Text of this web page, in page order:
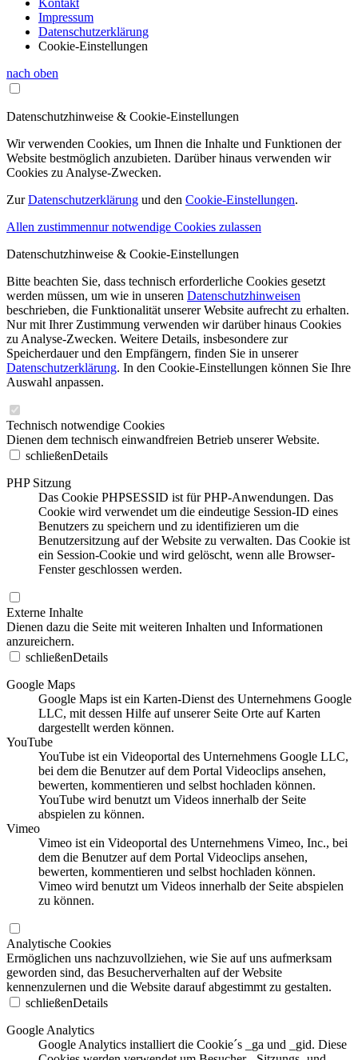
Kontakt
Impressum
Datenschutzerklärung
Cookie-Einstellungen
nach oben
Datenschutzhinweise & Cookie-Einstellungen
Wir verwenden Cookies, um Ihnen die Inhalte und Funktionen der
Website bestmöglich anzubieten. Darüber hinaus verwenden wir
Cookies zu Analyse-Zwecken.
ZurDatenschutzerklärung und den Cookie-Einstellungen.
Allen zustimmennur notwendige Cookies zulassen
Datenschutzhinweise & Cookie-Einstellungen
Bitte beachten Sie, dass technisch erforderliche Cookies gesetzt
werden müssen, um wie in unseren Datenschutzhinweisen
beschrieben, die Funktionalität unserer Website aufrecht zu erhalten.
Nur mit Ihrer Zustimmung verwenden wir darüber hinaus Cookies
zu Analyse-Zwecken. Weitere Details, insbesondere zur
Speicherdauer und den Empfängern, finden Sie in unserer
Datenschutzerklärung. In den Cookie-Einstellungen können Sie Ihre
Auswahl anpassen.
Technisch notwendige Cookies
Dienen dem technisch einwandfreien Betrieb unserer Website.
schließenDetails
PHP Sitzung
Das Cookie PHPSESSID ist für PHP-Anwendungen. Das
Cookie wird verwendet um die eindeutige Session-ID eines
Benutzers zu speichern und zu identifizieren um die
Benutzersitzung auf der Website zu verwalten. Das Cookie ist
ein Session-Cookie und wird gelöscht, wenn alle Browser-
Fenster geschlossen werden.
Externe Inhalte
Dienen dazu die Seite mit weiteren Inhalten und Informationen
anzureichern.
schließenDetails
Google Maps
Google Maps ist ein Karten-Dienst des Unternehmens Google
LLC, mit dessen Hilfe auf unserer Seite Orte auf Karten
dargestellt werden können.
YouTube
YouTube ist ein Videoportal des Unternehmens Google LLC,
bei dem die Benutzer auf dem Portal Videoclips ansehen,
bewerten, kommentieren und selbst hochladen können.
YouTube wird benutzt um Videos innerhalb der Seite
abspielen zu können.
Vimeo
Vimeo ist ein Videoportal des Unternehmens Vimeo, Inc., bei
dem die Benutzer auf dem Portal Videoclips ansehen,
bewerten, kommentieren und selbst hochladen können.
Vimeo wird benutzt um Videos innerhalb der Seite abspielen
zu können.
Analytische Cookies
Ermöglichen uns nachzuvollziehen, wie Sie auf uns aufmerksam
geworden sind, das Besucherverhalten auf der Website
kennenzulernen und die Website darauf abgestimmt zu gestalten.
schließenDetails
Google Analytics
Google Analytics installiert die Cookie´s _ga und _gid. Diese